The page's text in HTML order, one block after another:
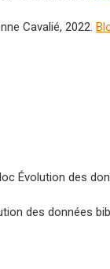
Cavalié, 2022.
Évolution des
des données